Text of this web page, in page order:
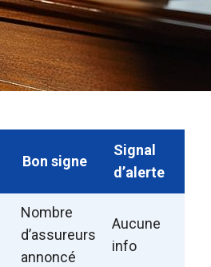
Bon signe
Signal
d’alerte
Nombre
d’assureurs
annoncé
Aucune
info